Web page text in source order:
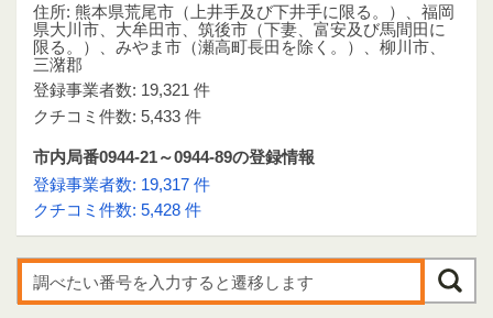
住所: 熊本県荒尾市（上井手及び下井手に限る。）、福岡
県大川市、大牟田市、筑後市（下妻、富安及び馬間田に
限る。）、みやま市（瀬高町長田を除く。）、柳川市、
三潴郡
登録事業者数: 19,321 件
クチコミ件数: 5,433 件
市内局番0944-21～0944-89の登録情報
登録事業者数: 19,317 件
クチコミ件数: 5,428 件